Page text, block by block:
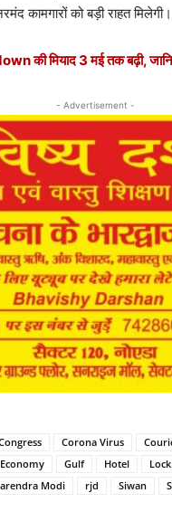
कामगारों को बड़ी राहत मिलेगी।
की मियाद 3 मई तक बढ़ी,
- Advertisement -
Corona Virus
Economy Gulf Hotel
Modi
rjd Siwan